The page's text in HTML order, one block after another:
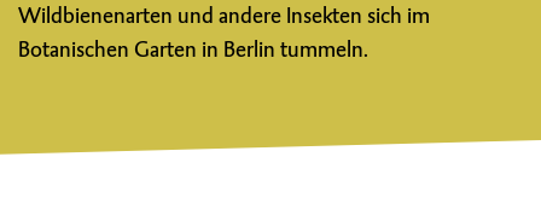
Wildbienenarten und andere Insekten sich im
Botanischen Garten in Berlin tummeln.